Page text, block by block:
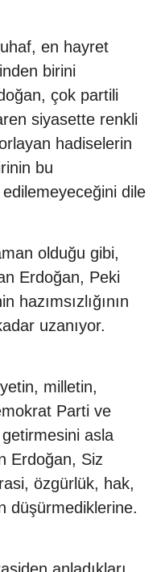
en hayret
birini
çok partili
siyasette renkli
hadiselerin
bu
dile
olduğu gibi,
Erdoğan, Peki
hazımsızlığının
uzanıyor.
milletin,
Parti ve
asla
Erdoğan, Siz
özgürlük, hak,
düşürmediklerine.